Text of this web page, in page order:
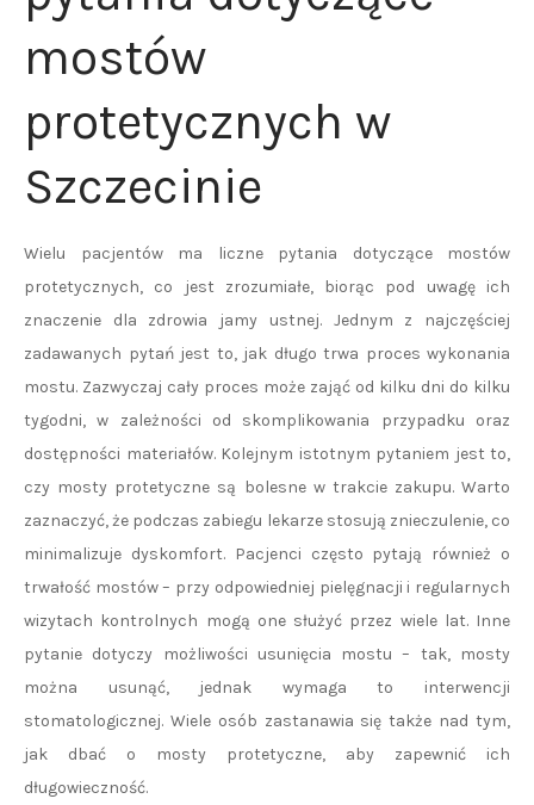
mostów
protetycznych w
Szczecinie
Wielu pacjentów ma liczne pytania dotyczące mostów
protetycznych, co jest zrozumiałe, biorąc pod uwagę ich
znaczenie dla zdrowia jamy ustnej. Jednym z najczęściej
zadawanych pytań jest to, jak długo trwa proces wykonania
mostu. Zazwyczaj cały proces może zająć od kilku dni do kilku
tygodni, w zależności od skomplikowania przypadku oraz
dostępności materiałów. Kolejnym istotnym pytaniem jest to,
czy mosty protetyczne są bolesne w trakcie zakupu. Warto
zaznaczyć, że podczas zabiegu lekarze stosują znieczulenie, co
minimalizuje dyskomfort. Pacjenci często pytają również o
trwałość mostów – przy odpowiedniej pielęgnacji i regularnych
wizytach kontrolnych mogą one służyć przez wiele lat. Inne
pytanie dotyczy możliwości usunięcia mostu – tak, mosty
można usunąć, jednak wymaga to interwencji
stomatologicznej. Wiele osób zastanawia się także nad tym,
jak dbać o mosty protetyczne, aby zapewnić ich
długowieczność.